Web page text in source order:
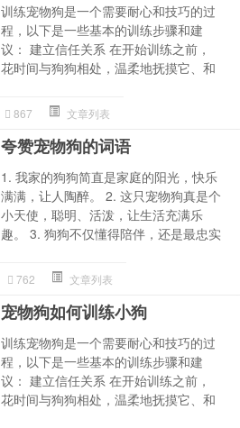
训练宠物狗是一个需要耐心和技巧的过
程，以下是一些基本的训练步骤和建
议： 建立信任关系 在开始训练之前，
花时间与狗狗相处，温柔地抚摸它、和
867 文章列表
夸赞宠物狗的词语
1. 我家的狗狗简直是家庭的阳光，快乐
满满，让人陶醉。 2. 这只宠物狗真是个
小天使，聪明、活泼，让生活充满乐
趣。 3. 狗狗不仅懂得陪伴，还是最忠实
762 文章列表
宠物狗如何训练小狗
训练宠物狗是一个需要耐心和技巧的过
程，以下是一些基本的训练步骤和建
议： 建立信任关系 在开始训练之前，
花时间与狗狗相处，温柔地抚摸它、和